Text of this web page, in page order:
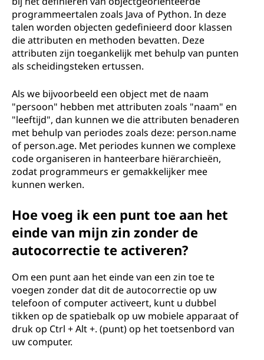
programmeertalen zoals Java of Python. In deze
talen worden objecten gedefinieerd door klassen
die attributen en methoden bevatten. Deze
attributen zijn toegankelijk met behulp van punten
als scheidingsteken ertussen.
Als we bijvoorbeeld een object met de naam
"persoon" hebben met attributen zoals "naam" en
"leeftijd", dan kunnen we die attributen benaderen
met behulp van periodes zoals deze: person.name
of person.age. Met periodes kunnen we complexe
code organiseren in hanteerbare hiërarchieën,
zodat programmeurs er gemakkelijker mee
kunnen werken.
Hoe voeg ik een punt toe aan het
einde van mijn zin zonder de
autocorrectie te activeren?
Om een punt aan het einde van een zin toe te
voegen zonder dat dit de autocorrectie op uw
telefoon of computer activeert, kunt u dubbel
tikken op de spatiebalk op uw mobiele apparaat of
druk op Ctrl + Alt +. (punt) op het toetsenbord van
uw computer.